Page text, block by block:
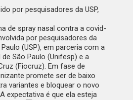
por pesquisadores da USP,
de spraynasal contra a covid-
por pesquisadores da
(USP), em parceria com a
de São Paulo (Unifesp) e a
(Fiocruz). Em fase de
promete ser de baixo
variantes e bloquear o novo
expectativa é que ela esteja